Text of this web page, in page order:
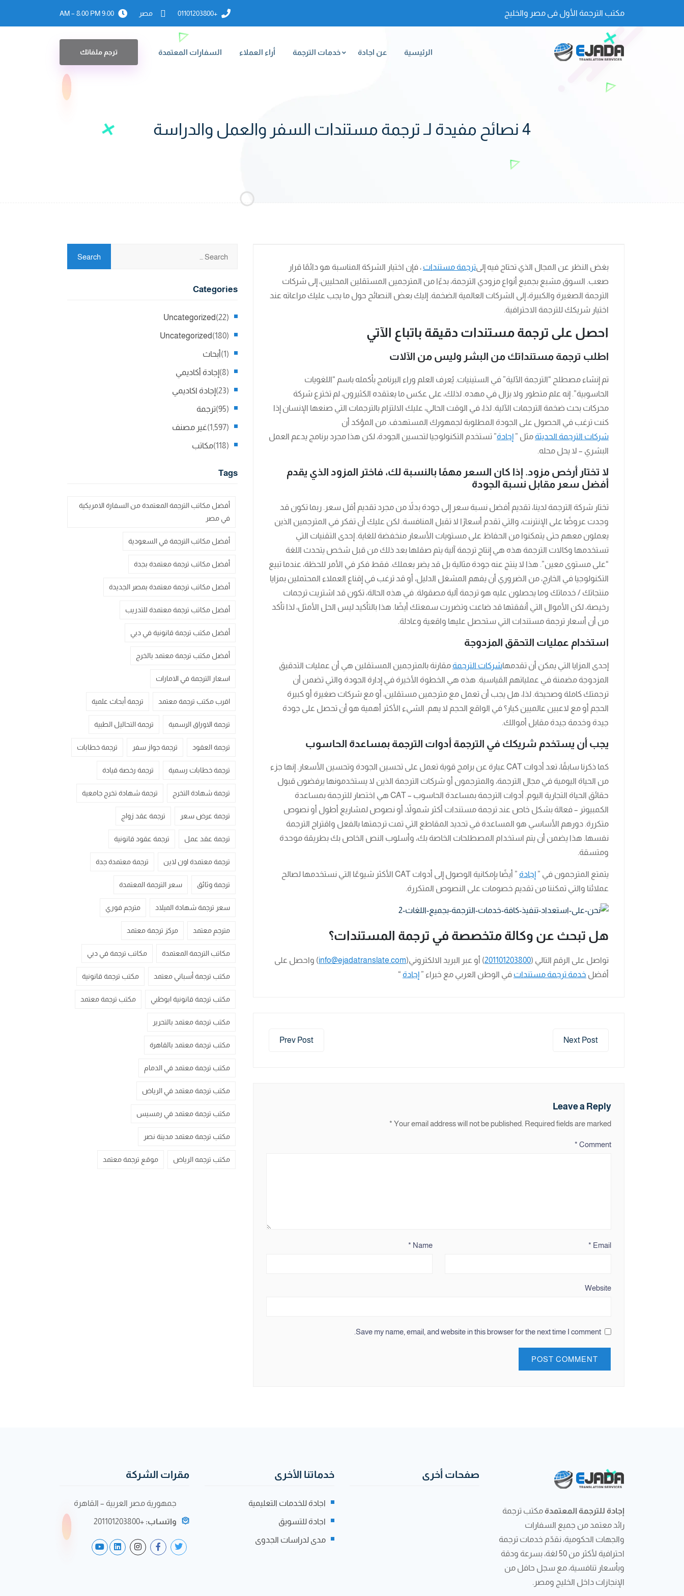
مكتب الترجمة الأول فى مصر والخليج +01101203800 مصر 9:00 AM – 8:00 PM
الرئيسية عن اجادة خدمات الترجمة أراء العملاء السفارات المعتمدة ترجم ملفاتك
4 نصائح مفيدة لـ ترجمة مستندات السفر والعمل والدراسة
بغض النظر عن المجال الذي تحتاج فيه إلىترجمة مستندات ، فإن اختيار الشركة المناسبة هو دائمًا قرار
صعب. السوق مشبع بجميع أنواع مزودي الترجمة، بدءًا من المترجمين المستقلين المحليين، إلى شركات
الترجمة الصغيرة والكبيرة، إلى الشركات العالمية الضخمة. إليك بعض النصائح حول ما يجب عليك مراعاته عند
اختيار شريكك للترجمة الاحترافية.
احصل على ترجمة مستندات دقيقة باتباع الآتي
اطلب ترجمة مستنداتك من البشر وليس من الآلات
تم إنشاء مصطلح “الترجمة الآلية” في الستينيات. يُعرف العلم وراء البرنامج بأكمله باسم “اللغويات
الحاسوبية”. إنه علم متطور ولا يزال في مهده. لذلك، على عكس ما يعتقده الكثيرون، لم تخترع شركة
محركات بحث ضخمة الترجمات الآلية. لذا، في الوقت الحالي، عليك الالتزام بالترجمات التي صنعها الإنسان إذا
كنت ترغب في الحصول على الجودة المطلوبة لجمهورك المستهدف. من المؤكد أن
شركات الترجمة الحديثة مثل ” إجادة” تستخدم التكنولوجيا لتحسين الجودة، لكن هذا مجرد برنامج يدعم العمل
البشري – لا يحل محله.
لا تختار أرخص مزود. إذا كان السعر مهمًا بالنسبة لك، فاختر المزود الذي يقدم
أفضل سعر مقابل نسبة الجودة
تختار شركة الترجمة لدينا، تقديم أفضل نسبة سعر إلى جودة بدلاً من مجرد تقديم أقل سعر. ربما تكون قد
وجدت عروضًا على الإنترنت، والتي تقدم أسعارًا لا تقبل المنافسة. لكن عليك أن تفكر في المترجمين الذين
يعملون معهم حتى يتمكنوا من الحفاظ على مستويات الأسعار منخفضة للغاية. إحدى التقنيات التي
تستخدمها وكالات الترجمة هذه هي إنتاج ترجمة آلية يتم صقلها بعد ذلك من قبل شخص يتحدث اللغة
“على مستوى معين”. هذا لا ينتج عنه جودة مثالية بل قد يضر بعملك. فقط فكر في الأمر للحظة، عندما تبيع
التكنولوجيا في الخارج، من الضروري أن يفهم المشغل الدليل، أو قد ترغب في إقناع العملاء المحتملين بمزايا
منتجاتك / خدماتك وما يحصلون عليه هو ترجمة آلية مصقولة. في هذه الحالة، تكون قد اشتريت ترجمات
رخيصة، لكن الأموال التي أنفقتها قد ضاعت وتضررت سمعتك أيضًا. هذا بالتأكيد ليس الحل الأمثل، لذا تأكد
من أن أسعار ترجمة مستندات التي ستحصل عليها واقعية وعادلة.
استخدام عمليات التحقق المزدوجة
إحدى المزايا التي يمكن أن تقدمهاشركات الترجمة مقارنة بالمترجمين المستقلين هي أن عمليات التدقيق
المزدوجة مضمنة في عملياتهم القياسية. هذه هي الخطوة الأخيرة في إدارة الجودة والتي تضمن أن
ترجمتك كاملة وصحيحة. لذا، هل يجب أن تعمل مع مترجمين مستقلين، أو مع شركات صغيرة أو كبيرة
الحجم أو مع لاعبين عالميين كبار؟ في الواقع الحجم لا يهم. الشيء الأكثر أهمية هو أن تحصل على جودة
جيدة وخدمة جيدة مقابل أموالك.
يجب أن يستخدم شريكك في الترجمة أدوات الترجمة بمساعدة الحاسوب
كما ذكرنا سابقًا، تعد أدوات CAT عبارة عن برامج قوية تعمل على تحسين الجودة وتحسين الأسعار. إنها جزء
من الحياة اليومية في مجال الترجمة، والمترجمون أو شركات الترجمة الذين لا يستخدمونها يرفضون قبول
حقائق الحياة التجارية اليوم. أدوات الترجمة بمساعدة الحاسوب – CAT هي اختصار للترجمة بمساعدة
الكمبيوتر – فعالة بشكل خاص عند ترجمة مستندات أكثر شمولاً، أو نصوص لمشاريع أطول أو نصوص
متكررة. دورهم الأساسي هو المساعدة في تحديد المقاطع التي تمت ترجمتها بالفعل واقتراح الترجمة
نفسها. هذا يضمن أن يتم استخدام المصطلحات الخاصة بك، وأسلوب النص الخاص بك بطريقة موحدة
ومتسقة.
يتمتع المترجمون في ” إجادة
” أيضًا بإمكانية الوصول إلى أدوات CAT الأكثر شيوعًا التي نستخدمها لصالح
عملائنا والتي تمكننا من تقديم خصومات على النصوص المتكررة.
هل تبحث عن وكالة متخصصة في ترجمة المستندات؟
تواصل على الرقم التالي (201101203800) أو عبر البريد الالكتروني(info@ejadatranslate.com) واحصل على
أفضل خدمة ترجمة مستندات في الوطن العربي مع خبراء ” إجادة “
Prev Post Next Post
Leave a Reply
Your email address will not be published. Required fields are marked
*
Comment
*
Name
* Email
*
Website
Save my name, email, and website in this browser for the next time I comment.
Categories
Uncategorized (22)
Uncategorized (180)
أبحاث (1)
إجادة أكاديمي (8)
إجادة اكاديمي (23)
ترجمة (95)
غير مصنف (1,597)
مكاتب (118)
Tags
أفضل مكاتب الترجمة المعتمدة من السفارة الامريكية
في مصر
أفضل مكاتب الترجمة في السعودية
أفضل مكاتب ترجمة معتمدة بجدة
أفضل مكاتب ترجمة معتمدة بمصر الجديدة
أفضل مكاتب ترجمة معتمدة للتدريب
أفضل مكتب ترجمة قانونية في دبي
أفضل مكتب ترجمة معتمد بالخرج
اسعار الترجمة في الامارات
اقرب مكتب ترجمة معتمد ترجمة أبحاث علمية
ترجمة الاوراق الرسمية ترجمة التحاليل الطبية
ترجمة العقود ترجمة جواز سفر ترجمة خطابات
ترجمة خطابات رسمية ترجمة رخصة قيادة
ترجمة شهادة التخرج ترجمة شهادة تخرج جامعية
ترجمة عرض سعر ترجمة عقد زواج
ترجمة عقد عمل ترجمة عقود قانونية
ترجمة معتمدة اون لاين ترجمة معتمدة جدة
ترجمة وثائق سعر الترجمة المعتمدة
سعر ترجمة شهادة الميلاد مترجم فوري
مترجم معتمد مركز ترجمة معتمد
مكاتب الترجمة المعتمدة مكاتب ترجمة في دبي
مكتب ترجمة أسباني معتمد مكتب ترجمة قانونية
مكتب ترجمة قانونية ابوظبي مكتب ترجمة معتمد
مكتب ترجمة معتمد بالتحرير
مكتب ترجمة معتمد بالقاهرة
مكتب ترجمة معتمد في الدمام
مكتب ترجمة معتمد في الرياض
مكتب ترجمة معتمد في رمسيس
مكتب ترجمة معتمد مدينة نصر
مكتب ترجمه الرياض موقع ترجمة معتمد
إجادة للترجمة المعتمدة مكتب ترجمة
رائد معتمد من جميع السفارات
والجهات الحكومية، نقدّم خدمات ترجمة
احترافية لأكثر من 50 لغة، بسرعة ودقة
وبأسعار تنافسية، مع سجل حافل من
الإنجازات داخل الخليج ومصر.
صفحات أخرى خدماتنا الأخرى
اجادة للخدمات التعليمية
اجادة للتسويق
مدى لدراسات الجدوى
مقرات الشركة
جمهورية مصر العربية – القاهرة
واتساب: +201101203800